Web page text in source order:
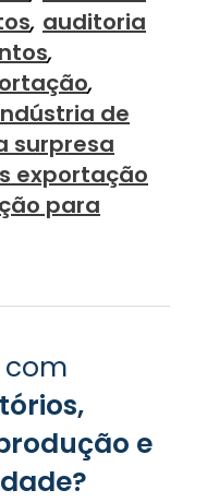
, auditoria
,
,
de
surpresa
exportação
para
com
e